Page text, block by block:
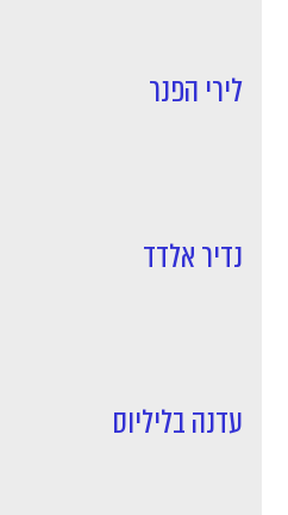
לירי הפנר
נדיר אלדד
עדנה בליליוס